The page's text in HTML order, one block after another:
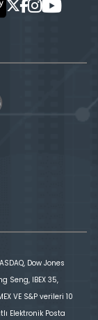
Dow Jones
Seng, IBEX 35,
VE S&P verileri 10
Elektronik Posta